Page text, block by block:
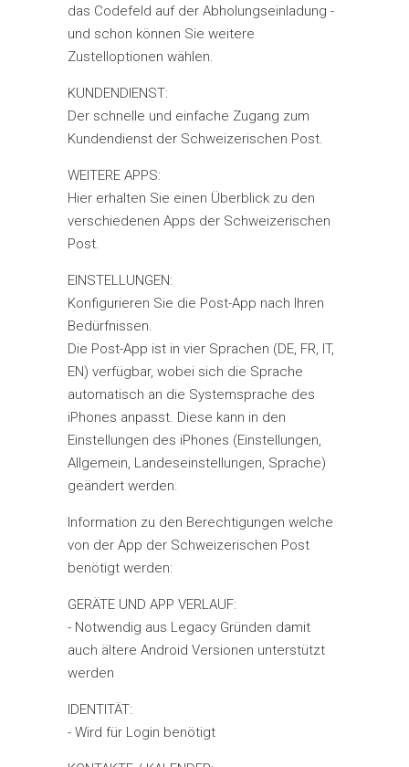
das Codefeld auf der Abholungseinladung -
und schon können Sie weitere
Zustelloptionen wählen.
KUNDENDIENST:
Der schnelle und einfache Zugang zum
Kundendienst der Schweizerischen Post.
WEITERE APPS:
Hier erhalten Sie einen Überblick zu den
verschiedenen Apps der Schweizerischen
Post.
EINSTELLUNGEN:
Konfigurieren Sie die Post-App nach Ihren
Bedürfnissen.
Die Post-App ist in vier Sprachen (DE, FR, IT,
EN) verfügbar, wobei sich die Sprache
automatisch an die Systemsprache des
iPhones anpasst. Diese kann in den
Einstellungen des iPhones (Einstellungen,
Allgemein, Landeseinstellungen, Sprache)
geändert werden.
Information zu den Berechtigungen welche
von der App der Schweizerischen Post
benötigt werden:
GERÄTE UND APP VERLAUF:
- Notwendig aus Legacy Gründen damit
auch ältere Android Versionen unterstützt
werden
IDENTITÄT:
- Wird für Login benötigt